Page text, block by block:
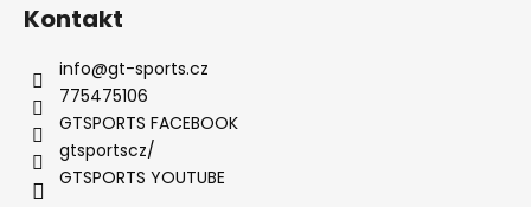
Kontakt
info@gt-sports.cz
775475106
GTSPORTS FACEBOOK
gtsportscz/
GTSPORTS YOUTUBE